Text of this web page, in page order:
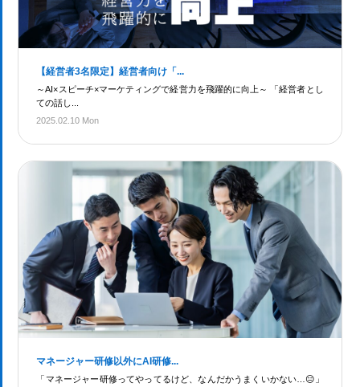
【経営者3名限定】経営者向け「...
～AI×スピーチ×マーケティングで経営力を飛躍的に向上～ 「経営者とし
ての話し...
2025.02.10 Mon
マネージャー研修以外にAI研修...
「マネージャー研修ってやってるけど、なんだかうまくいかない…😑」